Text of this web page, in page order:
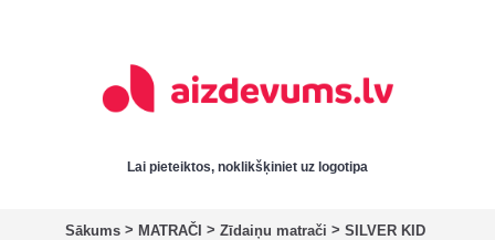
Lai pieteiktos, noklikšķiniet uz logotipa
Sākums > MATRAČI > Zīdaiņu matrači > SILVER KID